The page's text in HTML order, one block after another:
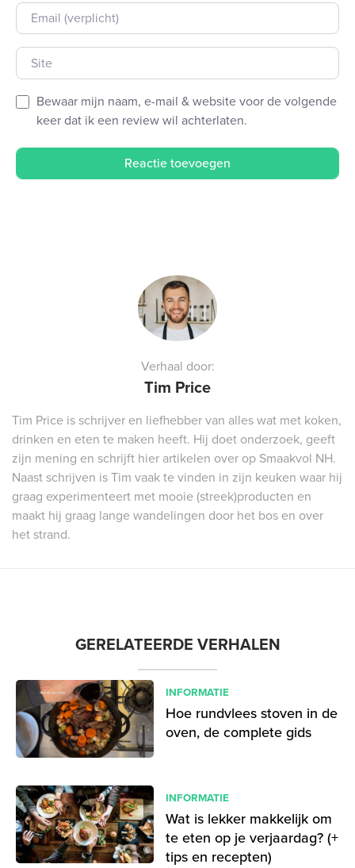
E-mail
Site
Bewaar mijn naam, e-mail & website voor de volgende
keer dat ik een review wil achterlaten.
Verhaal door:
Tim Price
Tim Price is schrijver en liefhebber van alles wat met koken,
drinken en eten te maken heeft. Hij doet onderzoek, geeft
zijn mening en schrijft hier artikelen over op Smaakvol NH.
Naast schrijven is Tim vaak te vinden in zijn keuken waar hij
graag experimenteert met mooie (streek)producten en
maakt hij graag lange wandelingen door het bos en over
het strand.
GERELATEERDE VERHALEN
INFORMATIE
Hoe rundvlees stoven in de
oven, de complete gids
INFORMATIE
Wat is lekker makkelijk om
te eten op je verjaardag? (+
tips en recepten)